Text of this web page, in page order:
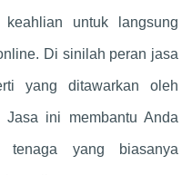
untuk langsung
Di sinilah peran jasa
yang ditawarkan oleh
Jasa ini membantu Anda
tenaga yang biasanya